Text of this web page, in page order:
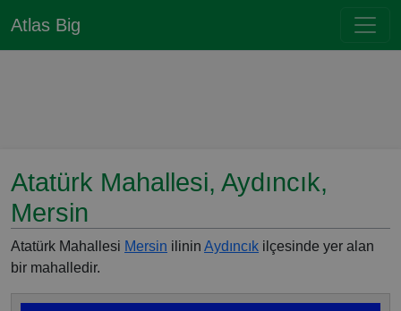
Atlas Big
Atatürk Mahallesi, Aydıncık,
Mersin
Atatürk Mahallesi Mersin ilinin Aydıncık ilçesinde yer alan
bir mahalledir.